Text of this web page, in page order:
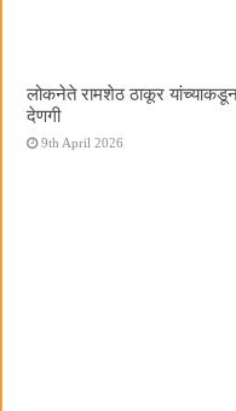
लोकनेते रामशेठ ठाकूर
देणगी
9th April 2026